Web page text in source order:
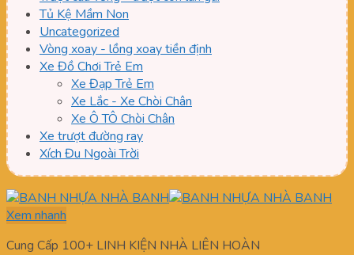
Tủ Kệ Mầm Non
Uncategorized
Vòng xoay - lồng xoay tiền định
Xe Đồ Chơi Trẻ Em
Xe Đạp Trẻ Em
Xe Lắc - Xe Chòi Chân
Xe Ô TÔ Chòi Chân
Xe trượt đường ray
Xích Đu Ngoài Trời
Xem nhanh
Cung Cấp 100+ LINH KIỆN NHÀ LIÊN HOÀN